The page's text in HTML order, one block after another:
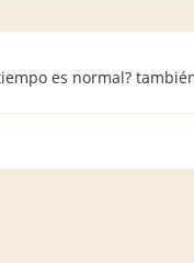
es normal?